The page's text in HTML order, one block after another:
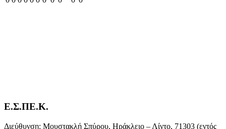
Ε.Σ.ΠΕ.Κ.
Διεύθυνση: Μουστακλή Σπύρου, Ηράκλειο – Λίντο, 71303 (εντός